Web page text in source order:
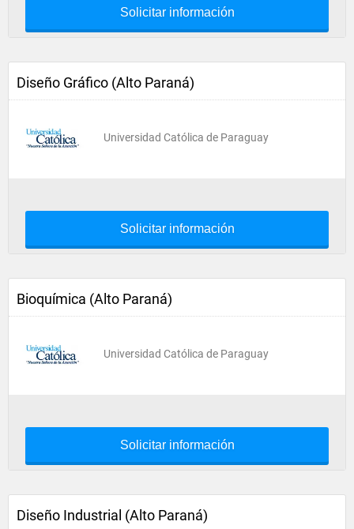
Solicitar información
Diseño Gráfico (Alto Paraná)
Universidad Católica de Paraguay
Solicitar información
Bioquímica (Alto Paraná)
Universidad Católica de Paraguay
Solicitar información
Diseño Industrial (Alto Paraná)